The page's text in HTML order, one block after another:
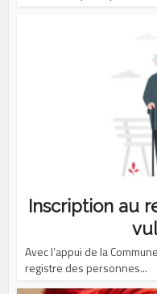
Inscription au
Avec l’appui de la
registre des personnes...